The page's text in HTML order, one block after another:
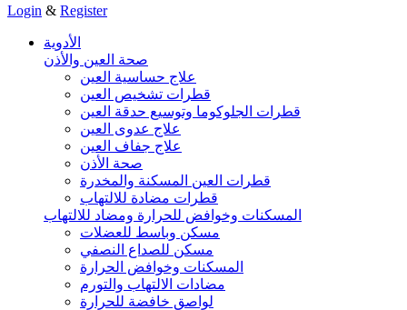
Login & Register
الأدوية
صحة العين والأذن
علاج حساسية العين
قطرات تشخيص العين
قطرات الجلوكوما وتوسيع حدقة العين
علاج عدوى العين
علاج جفاف العين
صحة الأذن
قطرات العين المسكنة والمخدرة
قطرات مضادة للالتهاب
المسكنات وخوافض للحرارة ومضاد للالتهاب
مسكن وباسط للعضلات
مسكن للصداع النصفي
المسكنات وخوافض الحرارة
مضادات الالتهاب والتورم
لواصق خافضة للحرارة